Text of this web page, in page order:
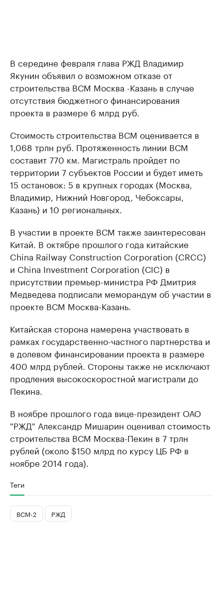
В середине февраля глава РЖД Владимир
Якунин объявил о возможном отказе от
строительства ВСМ Москва -Казань в случае
отсутствия бюджетного финансирования
проекта в размере 6 млрд руб.
Стоимость строительства ВСМ оценивается в
1,068 трлн руб. Протяженность линии ВСМ
составит 770 км. Магистраль пройдет по
территории 7 субъектов России и будет иметь
15 остановок: 5 в крупных городах (Москва,
Владимир, Нижний Новгород, Чебоксары,
Казань) и 10 региональных.
В участии в проекте ВСМ также заинтересован
Китай. В октябре прошлого года китайские
China Railway Construction Corporation (CRCC)
и China Investment Corporation (СIC) в
присутствии премьер-министра РФ Дмитрия
Медведева подписали меморандум об участии в
проекте ВСМ Москва-Казань.
Китайская сторона намерена участвовать в
рамках государственно-частного партнерства и
в долевом финансировании проекта в размере
400 млрд рублей. Стороны также не исключают
продления высокоскоростной магистрали до
Пекина.
В ноябре прошлого года вице-президент ОАО
"РЖД" Александр Мишарин оценивал стоимость
строительства ВСМ Москва-Пекин в 7 трлн
рублей (около $150 млрд по курсу ЦБ РФ в
ноябре 2014 года).
Теги
ВСМ-2 РЖД